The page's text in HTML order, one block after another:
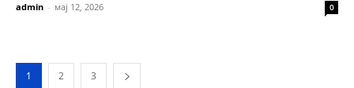
admin - мај 12, 2026 0
1 2 3